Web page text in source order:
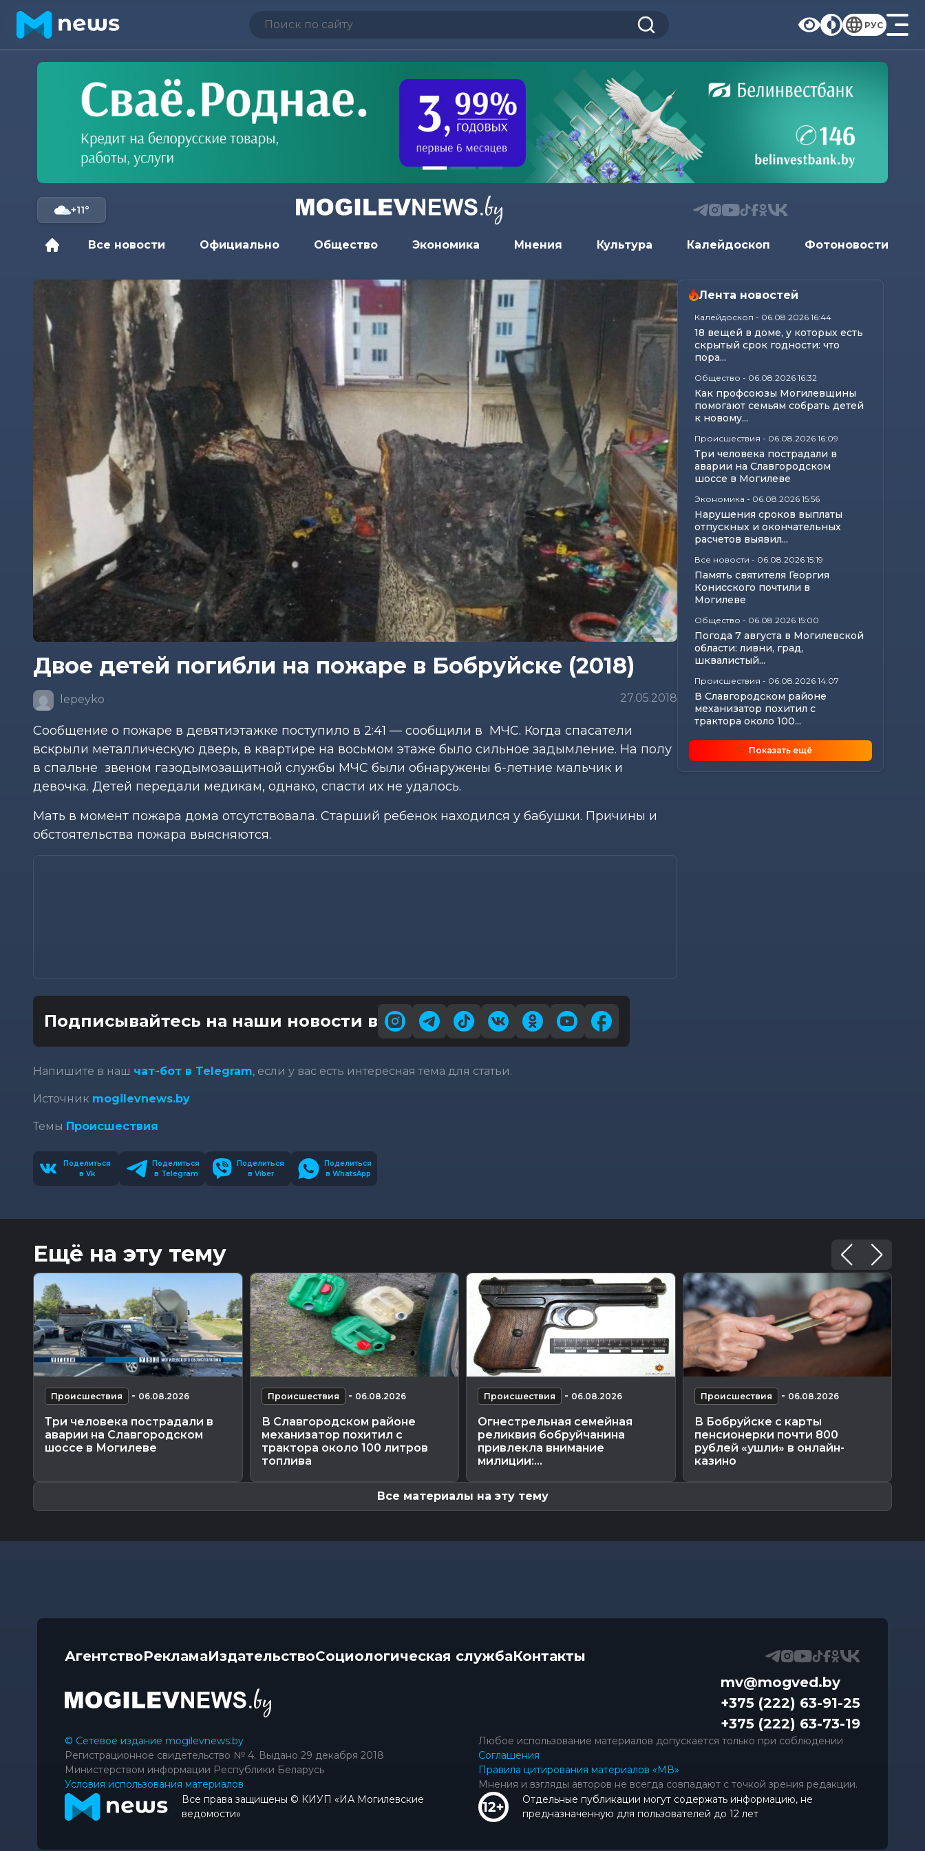
РУС
+11°
Все новости Официально Общество Экономика Мнения Культура Калейдоскоп Фотоновости
Двое детей погибли на пожаре в Бобруйске (2018)
lepeyko 27.05.2018
Сообщение о пожаре в девятиэтажке поступило в 2:41 — сообщили в МЧС. Когда спасатели
вскрыли металлическую дверь, в квартире на восьмом этаже было сильное задымление. На полу
в спальне звеном газодымозащитной службы МЧС были обнаружены 6-летние мальчик и
девочка. Детей передали медикам, однако, спасти их не удалось.
Мать в момент пожара дома отсутствовала. Старший ребенок находился у бабушки. Причины и
обстоятельства пожара выясняются.
Подписывайтесь на наши новости в
Напишите в наш чат-бот в Telegram, если у вас есть интересная тема для статьи.
Источник mogilevnews.by
Темы Происшествия
Поделиться
в Vk
Поделиться
в Telegram
Поделиться
в Viber
Поделиться
в WhatsApp
Лента новостей
Калейдоскоп - 06.08.2026 16:44
18 вещей в доме, у которых есть
скрытый срок годности: что
пора...
Общество - 06.08.2026 16:32
Как профсоюзы Могилевщины
помогают семьям собрать детей
к новому...
Происшествия - 06.08.2026 16:09
Три человека пострадали в
аварии на Славгородском
шоссе в Могилеве
Экономика - 06.08.2026 15:56
Нарушения сроков выплаты
отпускных и окончательных
расчетов выявил...
Все новости - 06.08.2026 15:19
Память святителя Георгия
Конисского почтили в
Могилеве
Общество - 06.08.2026 15:00
Погода 7 августа в Могилевской
области: ливни, град,
шквалистый...
Происшествия - 06.08.2026 14:07
В Славгородском районе
механизатор похитил с
трактора около 100...
Общество -06.08.2026 13:32
Как не стать жертвой жары и
какие сюрпризы готовит
Показать ещё
Ещё на эту тему
Происшествия - 06.08.2026
Три человека пострадали в
аварии на Славгородском
шоссе в Могилеве
Происшествия - 06.08.2026
В Славгородском районе
механизатор похитил с
трактора около 100 литров
топлива
Происшествия - 06.08.2026
Огнестрельная семейная
реликвия бобруйчанина
привлекла внимание
милиции:...
Происшествия - 06.08.2026
В Бобруйске с карты
пенсионерки почти 800
рублей «ушли» в онлайн-
казино
Все материалы на эту тему
АгентствоРекламаИздательствоСоциологическая службаКонтакты
mv@mogved.by
+375 (222) 63-91-25
+375 (222) 63-73-19
© Сетевое издание mogilevnews.by
Регистрационное свидетельство № 4. Выдано 29 декабря 2018
Министерством информации Республики Беларусь
Условия использования материалов
Любое использование материалов допускается только при соблюдении
Соглашения
Правила цитирования материалов «МВ»
Мнения и взгляды авторов не всегда совпадают с точкой зрения редакции.
Все права защищены © КИУП «ИА Могилевские
ведомости»
Отдельные публикации могут содержать информацию, не
предназначенную для пользователей до 12 лет